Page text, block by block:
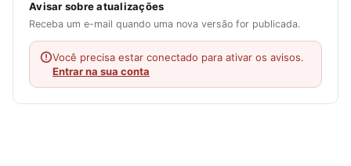
Avisar sobre atualizações
Receba um e-mail quando uma nova versão for publicada.
Você precisa estar conectado para ativar os avisos.
Entrar na sua conta